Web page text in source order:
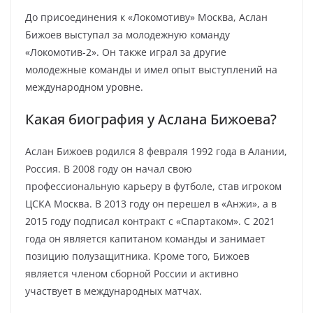
До присоединения к «Локомотиву» Москва, Аслан
Бижоев выступал за молодежную команду
«Локомотив-2». Он также играл за другие
молодежные команды и имел опыт выступлений на
международном уровне.
Какая биография у Аслана Бижоева?
Аслан Бижоев родился 8 февраля 1992 года в Алании,
Россия. В 2008 году он начал свою
профессиональную карьеру в футболе, став игроком
ЦСКА Москва. В 2013 году он перешел в «Анжи», а в
2015 году подписал контракт с «Спартаком». С 2021
года он является капитаном команды и занимает
позицию полузащитника. Кроме того, Бижоев
является членом сборной России и активно
участвует в международных матчах.